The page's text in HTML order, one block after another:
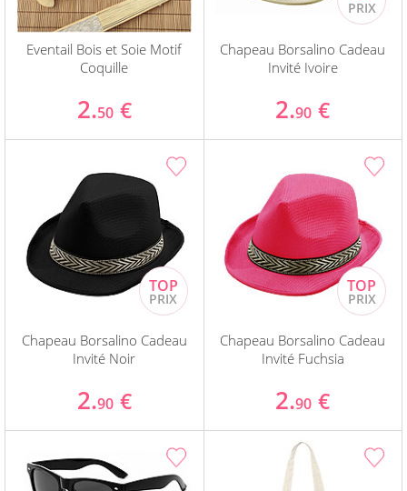
Eventail Bois et Soie Motif
Coquille
2.50 €
Chapeau Borsalino Cadeau
Invité Ivoire
2.90 €
Chapeau Borsalino Cadeau
Invité Noir
2.90 €
Chapeau Borsalino Cadeau
Invité Fuchsia
2.90 €